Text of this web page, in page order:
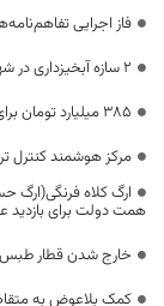
فاز اجرایی
۲ سازه آبخیزداری در شهرستان درمیان افتتاح شد
۳۸۵ میلیارد تومان برای پروژه‌های نیمه‌تمام فرهنگی خراسان جنوبی نیاز است
مرکز هوشمند کنترل
ارگ کلاه فرنگی(ارگ
همت دولت برای بازدید
خارج شدن قطار طبس به یزد
کمک بلاعوض به